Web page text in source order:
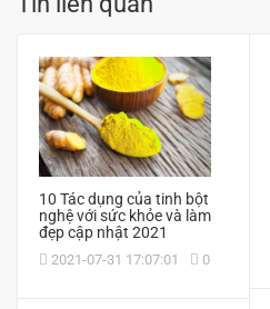
10 Tác dụng của tinh bột
nghệ với sức khỏe và làm
đẹp cập nhật 2021
2021-07-31 17:07:01 0